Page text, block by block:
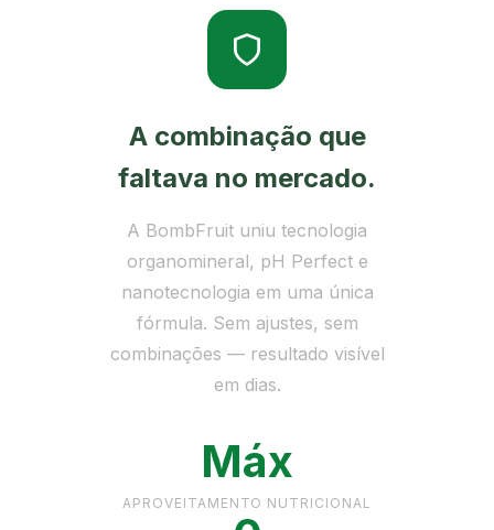
A combinação que
faltava no mercado.
A BombFruit uniu tecnologia
organomineral, pH Perfect e
nanotecnologia em uma única
fórmula. Sem ajustes, sem
combinações — resultado visível
em dias.
Máx
APROVEITAMENTO NUTRICIONAL